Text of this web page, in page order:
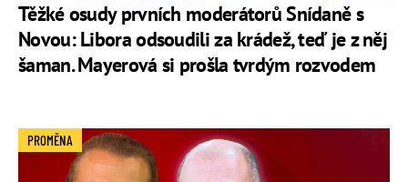
Těžké osudy prvních moderátorů Snídaně s
Novou: Libora odsoudili za krádež, teď je z něj
šaman. Mayerová si prošla tvrdým rozvodem
PROMĚNA